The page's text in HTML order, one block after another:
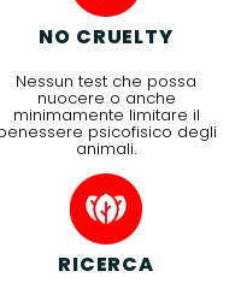
NO CRUELTY
Nessun test che possa
nuocere o anche
minimamente limitare il
psicofisico degli
animali.
RICERCA